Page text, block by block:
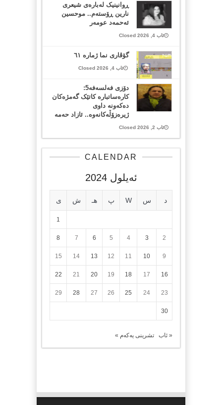
ڕوانینیک لەبارەى شیعرى
نارین ڕۆستەم.. موحسین
ئەحمەد عومەر
ئاب 4, 2026 Closed
گۆڤاری نما ژمارە ٦١
ئاب 4, 2026 Closed
دۆزی فەلسەفە5:
کارەساتبارە کاتێک گەمژەکان
دەکەونە داوی
ژیرەزۆڵەکانەوە.. ئازاد حەمە
ئاب 2, 2026 Closed
CALENDAR
ئه‌یلول 2024
د س W پ هـ ش ی
1
2
3
4
5
6
7
8
9
10
11
12
13
14
15
16
17
18
19
20
21
22
23
24
25
26
27
28
29
30
« ئاب تشرینی یەکەم »